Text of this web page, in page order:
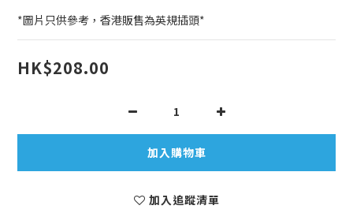
*圖片只供參考，香港販售為英規插頭*
HK$208.00
加入購物車
加入追蹤清單